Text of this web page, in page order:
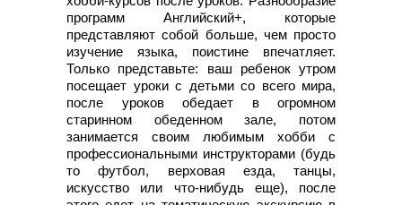
программ Английский+, которые
представляют собой больше, чем просто
изучение языка, поистине впечатляет.
Только представьте: ваш ребенок утром
посещает уроки с детьми со всего мира,
после уроков обедает в огромном
старинном обеденном зале, потом
занимается своим любимым хобби с
профессиональными инструкторами (будь
то футбол, верховая езда, танцы,
искусство или что-нибудь еще), после